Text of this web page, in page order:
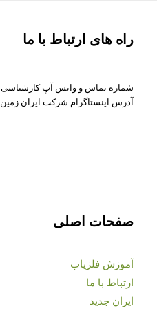
راه های ارتباط با ما
شماره تماس و واتس آپ کارشناسی
آدرس اینستاگرام شرکت ایران زمین
صفحات اصلی
آموزش فلزیاب
ارتباط با ما
ایران جدید